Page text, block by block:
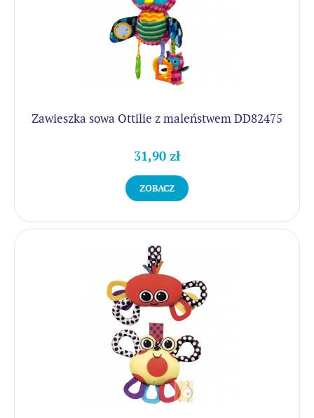
Zawieszka sowa Ottilie z maleństwem DD82475
31,90 zł
ZOBACZ